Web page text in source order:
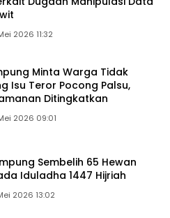
2026 11:32
Minta Warga Tidak
Isu Teror Pocong Palsu,
Ditingkatkan
2026 09:01
Sembelih 65 Hewan
Iduladha 1447 Hijriah
2026 13:02